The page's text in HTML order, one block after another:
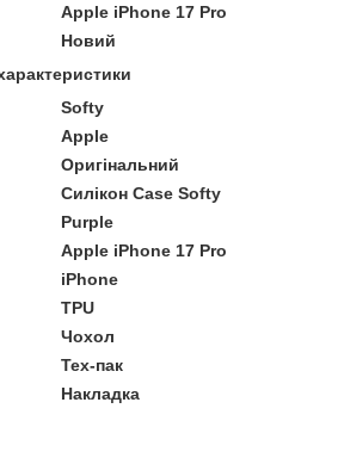
Apple iPhone 17 Pro
Новий
Softy
Apple
Оригінальний
Силікон Case Softy
Purple
Apple iPhone 17 Pro
iPhone
TPU
Чохол
Тех-пак
Накладка